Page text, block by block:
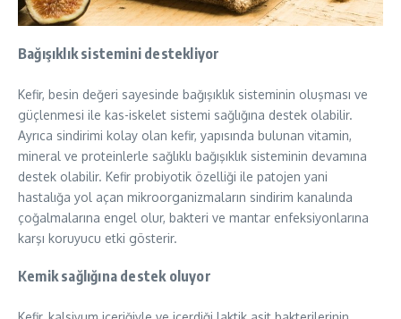
Bağışıklık sistemini destekliyor
Kefir, besin değeri sayesinde bağışıklık sisteminin oluşması ve
güçlenmesi ile kas-iskelet sistemi sağlığına destek olabilir.
Ayrıca sindirimi kolay olan kefir, yapısında bulunan vitamin,
mineral ve proteinlerle sağlıklı bağışıklık sisteminin devamına
destek olabilir. Kefir probiyotik özelliği ile patojen yani
hastalığa yol açan mikroorganizmaların sindirim kanalında
çoğalmalarına engel olur, bakteri ve mantar enfeksiyonlarına
karşı koruyucu etki gösterir.
Kemik sağlığına destek oluyor